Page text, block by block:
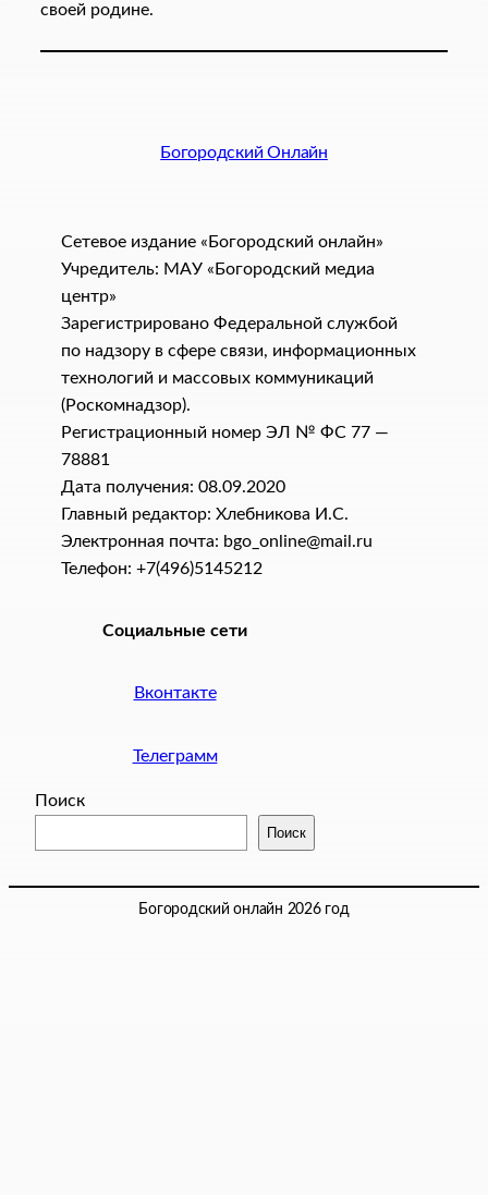
своей родине.
Богородский Онлайн
Сетевое издание «Богородский онлайн»
Учредитель: МАУ «Богородский медиа
центр»
Зарегистрировано Федеральной службой
по надзору в сфере связи, информационных
технологий и массовых коммуникаций
(Роскомнадзор).
Регистрационный номер ЭЛ № ФС 77 —
78881
Дата получения: 08.09.2020
Главный редактор: Хлебникова И.C.
Электронная почта: bgo_online@mail.ru
Телефон: +7(496)5145212
Социальные сети
Вконтакте
Телеграмм
Поиск
Поиск
Богородский онлайн 2026 год